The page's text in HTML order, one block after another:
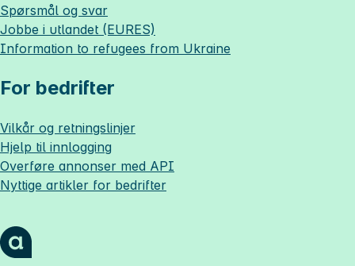
Spørsmål og svar
Jobbe i utlandet (EURES)
Information to refugees from Ukraine
For bedrifter
Vilkår og retningslinjer
Hjelp til innlogging
Overføre annonser med API
Nyttige artikler for bedrifter